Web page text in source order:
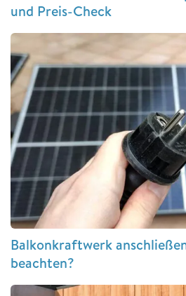
und Preis-Check
Balkonkraftwerk
beachten?